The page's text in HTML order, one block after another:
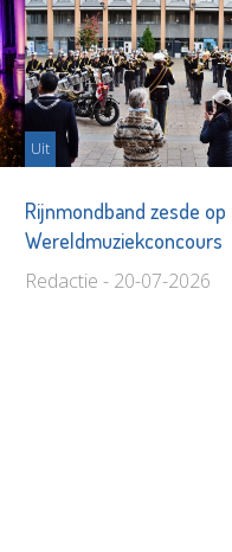
Uit
Rijnmondband zesde op
Wereldmuziekconcours
Redactie - 20-07-2026